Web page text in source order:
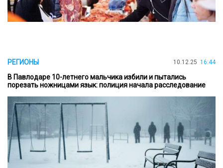
РЕГИОНЫ 10.12.25 16:44
В Павлодаре 10-летнего мальчика избили и пытались
порезать ножницами язык: полиция начала расследование